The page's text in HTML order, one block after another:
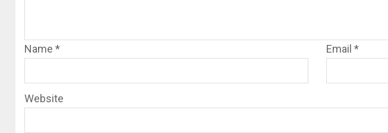
Name* Email*
Website